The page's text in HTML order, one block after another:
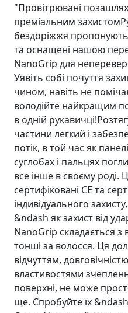
"Провітрювані
преміальним
бездоріжжя пропонують
та оснащені нашою
NanoGrip для
Уявіть собі почуття
чином, навіть не
володійте найкращим
в одній
частини легкий і
потік, в той час як
суглобах і пальцях
все інше в своєму роді.
сертифіковані CE та
індивідуального
&ndash як захист від
NanoGrip складається з
тонші за волосся. Ця
відчуттям,
властивостями
поверхні, не може
ще. Спробуйте їх